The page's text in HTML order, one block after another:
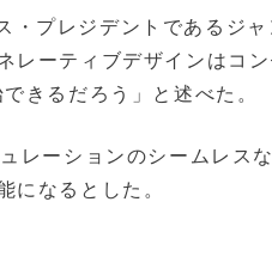
・プレジデントであるジ
レーティブデザインはコ
きるだろう」と述べた。
レーションのシームレス
になるとした。